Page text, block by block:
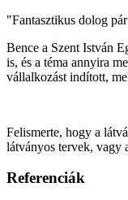
"Fantasztikus dolog
Bence a Szent István
is, és a téma annyira
vállalkozást indított,
Felismerte, hogy a
látványos tervek, vagy
Referenciák